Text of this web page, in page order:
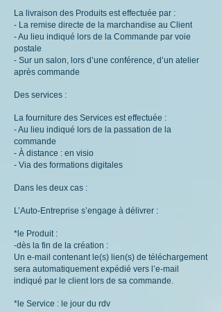
La livraison des Produits est effectuée par :
- La remise directe de la marchandise au Client
- Au lieu indiqué lors de la Commande par voie
postale
- Sur un salon, lors d’une conférence, d’un atelier
après commande
Des services :
La fourniture des Services est effectuée :
- Au lieu indiqué lors de la passation de la
commande
- À distance : en visio
- Via des formations digitales
Dans les deux cas :
L’Auto-Entreprise s’engage à délivrer :
*le Produit :
-dès la fin de la création :
Un e-mail contenant le(s) lien(s) de téléchargement
sera automatiquement expédié vers l’e-mail
indiqué par le client lors de sa commande.
*le Service : le jour du rdv